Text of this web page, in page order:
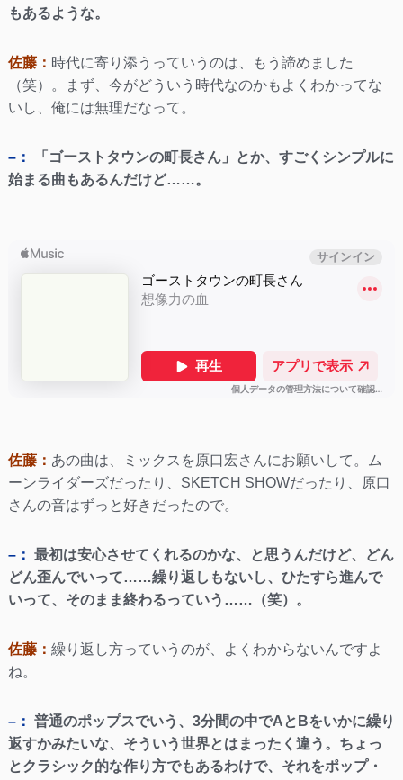
もあるような。
佐藤： 時代に寄り添うっていうのは、もう諦めました
（笑）。まず、今がどういう時代なのかもよくわかってな
いし、俺には無理だなって。
–：
「ゴーストタウンの町長さん」とか、すごくシンプルに
始まる曲もあるんだけど……。
佐藤： あの曲は、ミックスを原口宏さんにお願いして。ム
ーンライダーズだったり、SKETCH SHOWだったり、原口
さんの音はずっと好きだったので。
–： 最初は安心させてくれるのかな、と思うんだけど、どん
どん歪んでいって……繰り返しもないし、ひたすら進んで
いって、そのまま終わるっていう……（笑）。
佐藤： 繰り返し方っていうのが、よくわからないんですよ
ね。
–： 普通のポップスでいう、3分間の中でAとBをいかに繰り
返すかみたいな、そういう世界とはまったく違う。ちょっ
とクラシック的な作り方でもあるわけで、それをポップ・